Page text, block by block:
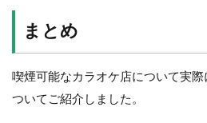
まとめ
喫煙可能なカラオケ店について実
ついてご紹介しました。